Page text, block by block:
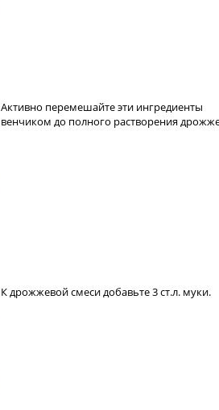
Активно перемешайте эти ингредиенты
венчиком до полного растворения
К дрожжевой смеси добавьте 3 ст.л. муки.